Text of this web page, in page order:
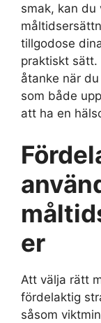
smak, kan du
tillgodose
praktiskt sätt.
åtanke när
som både
att ha en
er
Att välja rätt
fördelaktig
såsom